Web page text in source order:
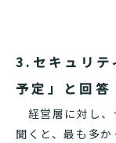
3.セキュリテ
予定」と回答
経営層に対し、
聞くと、最も多